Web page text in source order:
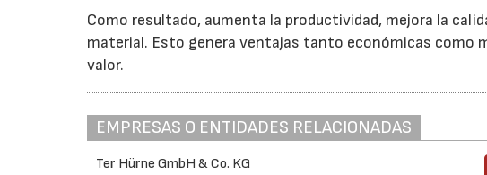
Como resultado, aumenta la productividad, mejora la
material. Esto genera ventajas tanto económicas como
valor.
EMPRESAS O ENTIDADES RELACIONADAS
Ter Hürne GmbH & Co. KG